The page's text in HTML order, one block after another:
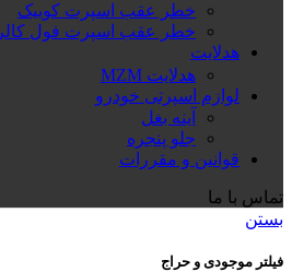
خطر عقب اسپرت کوییک
خطر عقب اسپرت فول کالر
هدلایت
هدلایت MZM
لوازم اسپرتی خودرو
آینه بغل
جلو پنجره
قوانین و مقررات
تماس با ما
بستن
فیلتر موجودی و حراج